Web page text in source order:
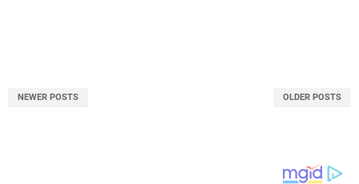
NEWER POSTS OLDER POSTS